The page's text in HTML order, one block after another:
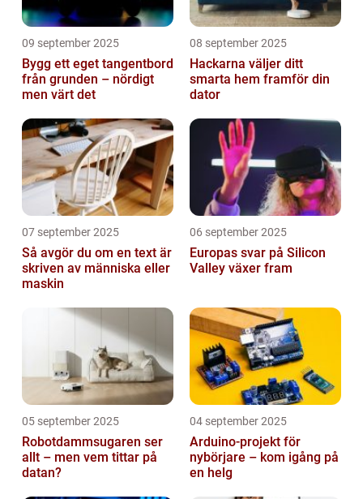
09 september 2025
Bygg ett eget tangentbord
från grunden – nördigt
men värt det
08 september 2025
Hackarna väljer ditt
smarta hem framför din
dator
07 september 2025
Så avgör du om en text är
skriven av människa eller
maskin
06 september 2025
Europas svar på Silicon
Valley växer fram
05 september 2025
Robotdammsugaren ser
allt – men vem tittar på
datan?
04 september 2025
Arduino-projekt för
nybörjare – kom igång på
en helg